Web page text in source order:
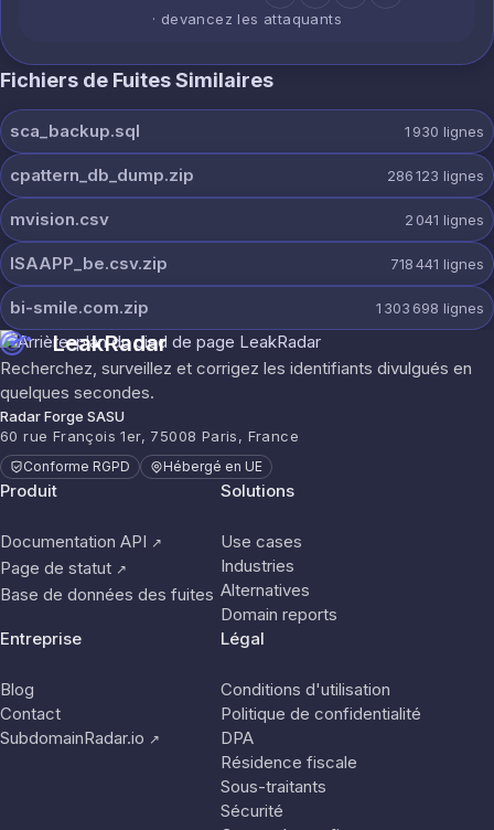
· devancez les attaquants
Fichiers de Fuites Similaires
sca_backup.sql 1 930 lignes
cpattern_db_dump.zip 286 123 lignes
mvision.csv 2 041 lignes
ISAAPP_be.csv.zip 718 441 lignes
bi-smile.com.zip 1 303 698 lignes
LeakRadar
Recherchez, surveillez et corrigez les identifiants divulgués en
quelques secondes.
Radar Forge SASU
60 rue François 1er, 75008 Paris, France
Conforme RGPD Hébergé en UE
Produit
Documentation API ↗
Page de statut ↗
Base de données des fuites
Solutions
Use cases
Industries
Alternatives
Domain reports
Entreprise
Blog
Contact
SubdomainRadar.io ↗
Légal
Conditions d'utilisation
Politique de confidentialité
DPA
Résidence fiscale
Sous-traitants
Sécurité